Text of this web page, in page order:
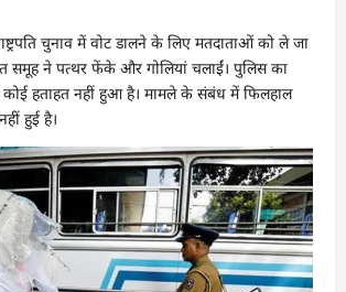
चुनाव में वोट डालने के लिए मतदाताओं को ले जा
समूह ने पत्थर फेंके और गोलियां चलाईं। पुलिस का
हताहत नहीं हुआ है। मामले के संबंध में फिलहाल
हुई है।